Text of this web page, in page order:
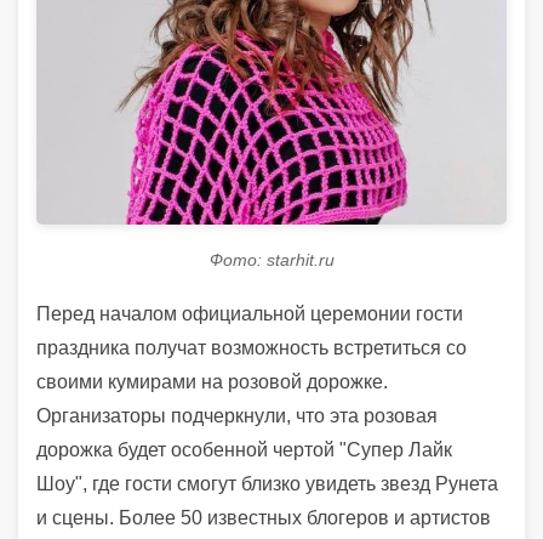
Фото: starhit.ru
Перед началом официальной церемонии гости
праздника получат возможность встретиться со
своими кумирами на розовой дорожке.
Организаторы подчеркнули, что эта розовая
дорожка будет особенной чертой "Супер Лайк
Шоу", где гости смогут близко увидеть звезд Рунета
и сцены. Более 50 известных блогеров и артистов